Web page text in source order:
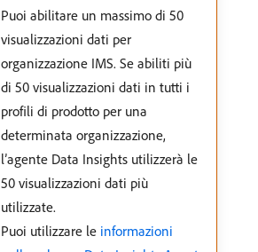
Puoi abilitare un massimo di 50
visualizzazioni dati per
organizzazione IMS. Se abiliti più
di 50 visualizzazioni dati in tutti i
profili di prodotto per una
determinata organizzazione,
l’agente Data Insights utilizzerà le
50 visualizzazioni dati più
utilizzate.
Puoi utilizzare le informazioni